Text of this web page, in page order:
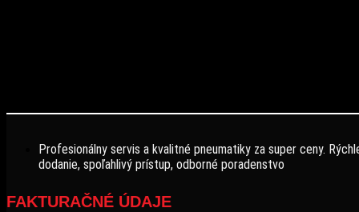
Profesionálny servis a kvalitné pneumatiky za super ceny.
dodanie, spoľahlivý prístup, odborné poradenstvo
FAKTURAČNÉ ÚDAJE